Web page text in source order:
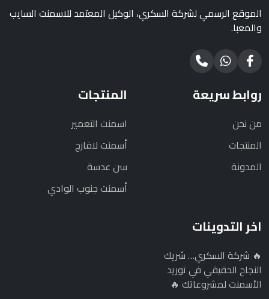
الموقع الرسمي لشركة السكري، الوكيل المعتمد للاسمنت السايب
والمعبا.
روابط سريعة
من نحن
المنتجات
المدونة
المنتجات
اسمنت التعمير
أسمنت لافارج
سن عدسة
أسمنت جنوب الوادي
اخر التدوينات
🔥 شركة السكري… شريك
النجاح الحقيقي في توريد
الأسمنت لمشروعاتك 🔥